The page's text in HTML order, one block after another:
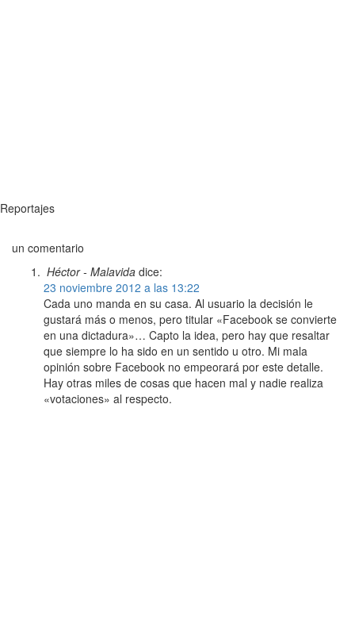
Reportajes
un comentario
Héctor - Malavida dice:
23 noviembre 2012 a las 13:22
Cada uno manda en su casa. Al usuario la decisión le
gustará más o menos, pero titular «Facebook se convierte
en una dictadura»… Capto la idea, pero hay que resaltar
que siempre lo ha sido en un sentido u otro. Mi mala
opinión sobre Facebook no empeorará por este detalle.
Hay otras miles de cosas que hacen mal y nadie realiza
«votaciones» al respecto.